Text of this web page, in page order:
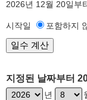
2026년 12월 20일부
시작일 포함하지
지정된 날짜부터
년